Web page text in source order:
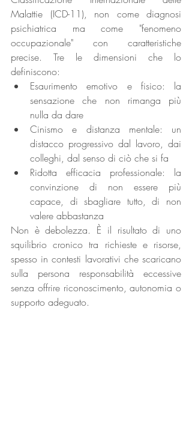
Malattie (ICD-11), non come diagnosi
psichiatrica ma come "fenomeno
occupazionale" con caratteristiche
precise. Tre le dimensioni che lo
definiscono:
Esaurimento emotivo e fisico: la
sensazione che non rimanga più
nulla da dare
Cinismo e distanza mentale: un
distacco progressivo dal lavoro, dai
colleghi, dal senso di ciò che si fa
Ridotta efficacia professionale: la
convinzione di non essere più
capace, di sbagliare tutto, di non
valere abbastanza
Non è debolezza. È il risultato di uno
squilibrio cronico tra richieste e risorse,
spesso in contesti lavorativi che scaricano
sulla persona responsabilità eccessive
senza offrire riconoscimento, autonomia o
supporto adeguato.